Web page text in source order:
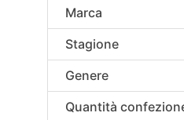
Marca
Stagione
Genere
Quantità